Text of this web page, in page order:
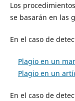
Los
se basarán en las
En el caso de
Plagio en un
Plagio en un
En el caso de